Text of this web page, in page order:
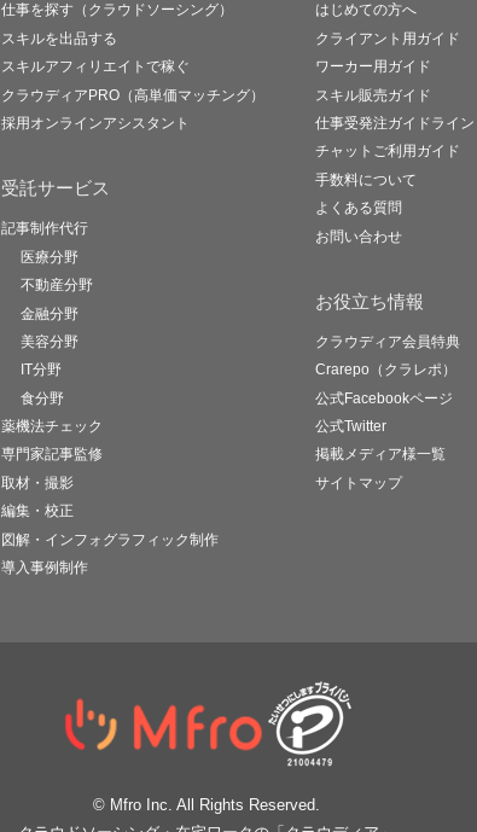
仕事を探す（クラウドソーシング）
スキルを出品する
スキルアフィリエイトで稼ぐ
クラウディアPRO（高単価マッチング）
採用オンラインアシスタント
受託サービス
記事制作代行
医療分野
不動産分野
金融分野
美容分野
IT分野
食分野
薬機法チェック
専門家記事監修
取材・撮影
編集・校正
図解・インフォグラフィック制作
導入事例制作
はじめての方へ
クライアント用ガイド
ワーカー用ガイド
スキル販売ガイド
仕事受発注ガイドライン
チャットご利用ガイド
手数料について
よくある質問
お問い合わせ
お役立ち情報
クラウディア会員特典
Crarepo（クラレポ）
公式Facebookページ
公式Twitter
掲載メディア様一覧
サイトマップ
© Mfro Inc. All Rights Reserved.